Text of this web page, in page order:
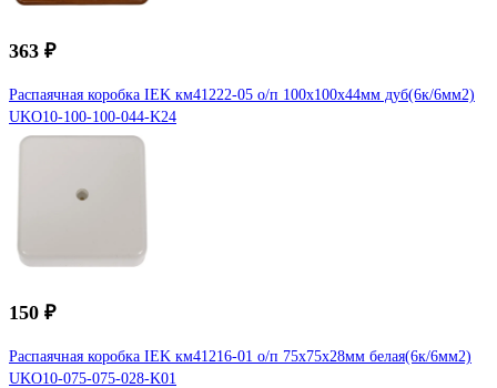
363 ₽
Распаячная коробка IEK км41222-05 о/п 100x100x44мм дуб(6к/6мм2)
UKO10-100-100-044-K24
150 ₽
Распаячная коробка IEK км41216-01 о/п 75x75x28мм белая(6к/6мм2)
UKO10-075-075-028-K01